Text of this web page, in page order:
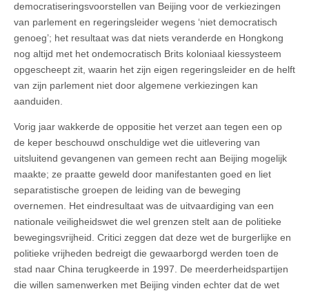
democratiseringsvoorstellen van Beijing voor de verkiezingen
van parlement en regeringsleider wegens ‘niet democratisch
genoeg’; het resultaat was dat niets veranderde en Hongkong
nog altijd met het ondemocratisch Brits koloniaal kiessysteem
opgescheept zit, waarin het zijn eigen regeringsleider en de helft
van zijn parlement niet door algemene verkiezingen kan
aanduiden.
Vorig jaar wakkerde de oppositie het verzet aan tegen een op
de keper beschouwd onschuldige wet die uitlevering van
uitsluitend gevangenen van gemeen recht aan Beijing mogelijk
maakte; ze praatte geweld door manifestanten goed en liet
separatistische groepen de leiding van de beweging
overnemen. Het eindresultaat was de uitvaardiging van een
nationale veiligheidswet die wel grenzen stelt aan de politieke
bewegingsvrijheid. Critici zeggen dat deze wet de burgerlijke en
politieke vrijheden bedreigt die gewaarborgd werden toen de
stad naar China terugkeerde in 1997. De meerderheidspartijen
die willen samenwerken met Beijing vinden echter dat de wet